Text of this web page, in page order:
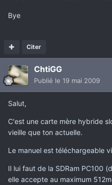
Bye
Citer
ChtiGG
Publié le 19 mai 2009
Salut,
C'est une carte mère hybride
vieille que ton actuelle.
Le manuel est téléchargeable
Il lui faut de la SDRam PC100
elle accepte au maximum